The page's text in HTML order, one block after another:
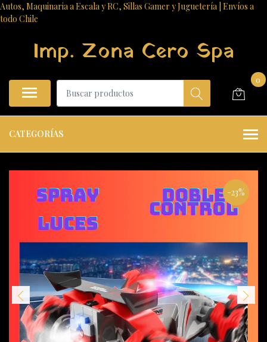
Autos, Maquinaria a Escala y RC, Sillas Gamer y Juguetería | Envíos a
todo Chile
Imp. Zona Cero Spa
0
CATEGORÍAS
-23%